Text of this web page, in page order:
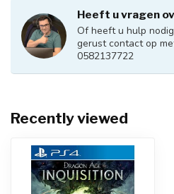
Heeft u vragen
Of heeft u hulp
gerust contact op
0582137722
Recently viewed